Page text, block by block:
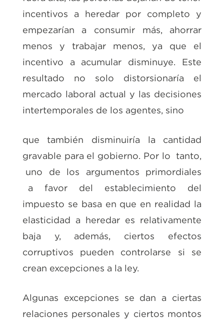
incentivos a heredar por completo y
empezarían a consumir más, ahorrar
menos y trabajar menos, ya que el
incentivo a acumular disminuye. Este
resultado no solo distorsionaría el
mercado laboral actual y las decisiones
intertemporales de los agentes, sino
que también disminuiría la cantidad
gravable para el gobierno. Por lo tanto,
uno de los argumentos primordiales
a favor del establecimiento del
impuesto se basa en que en realidad la
elasticidad a heredar es relativamente
baja y, además, ciertos efectos
corruptivos pueden controlarse si se
crean excepciones a la ley.
Algunas excepciones se dan a ciertas
relaciones personales y ciertos montos